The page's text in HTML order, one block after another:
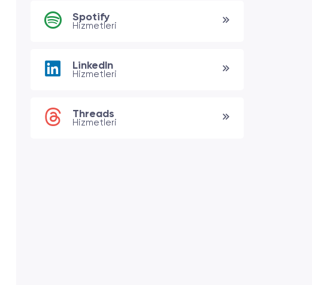
Spotify
Hizmetleri
LinkedIn
Hizmetleri
Threads
Hizmetleri